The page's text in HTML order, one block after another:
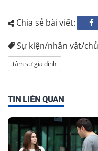
Chia sẻ bài viết:
Sự kiện/nhân vật/
tâm sự gia đình
TIN LIÊN QUAN